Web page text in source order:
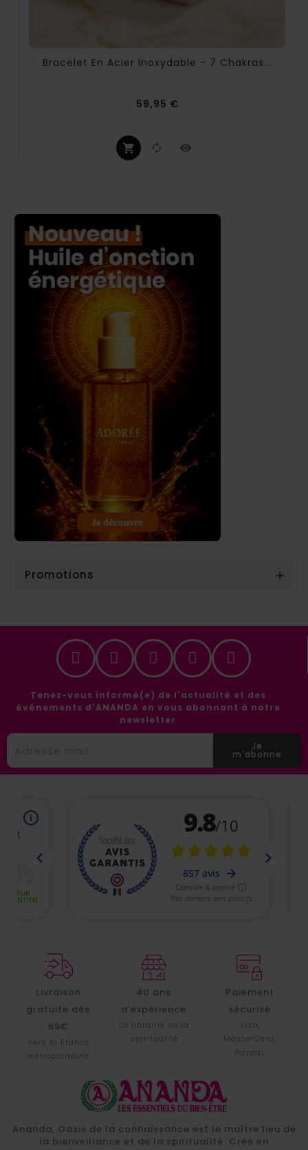
Bracelet En Acier Inoxydable - 7 Chakras...
59,95 €
Promotions 
Tenez-vous informé(e) de l'actualité et des
événements d'ANANDA en vous abonnant à notre
newsletter
Je
m'abonne
Livraison
gratuite dès
69€
Vers la France
métropolitaine
40 ans
d'expérience
La librairie de la
spiritualité
Paiement
sécurisé
Visa,
MasterCard,
Paypal
Ananda, Oasis de la connaissance est le maître lieu de
la bienveillance et de la spiritualité. Créé en